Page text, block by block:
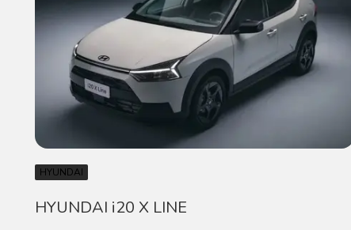
HYUNDAI
HYUNDAI i20 X LINE